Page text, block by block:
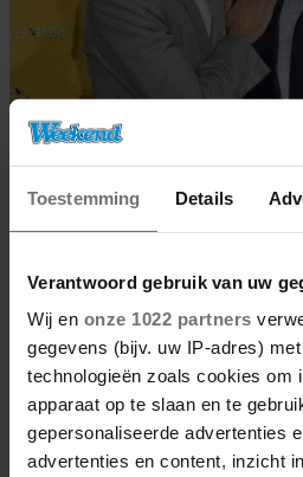
Toestemming Details
Verantwoord gebruik van uw
Wij en onze 1022 partners
gegevens (bijv. uw IP-adres)
technologieën zoals cookies om
apparaat op te slaan en te
gepersonaliseerde advertenties
advertenties en content, inzicht
23/09/2025